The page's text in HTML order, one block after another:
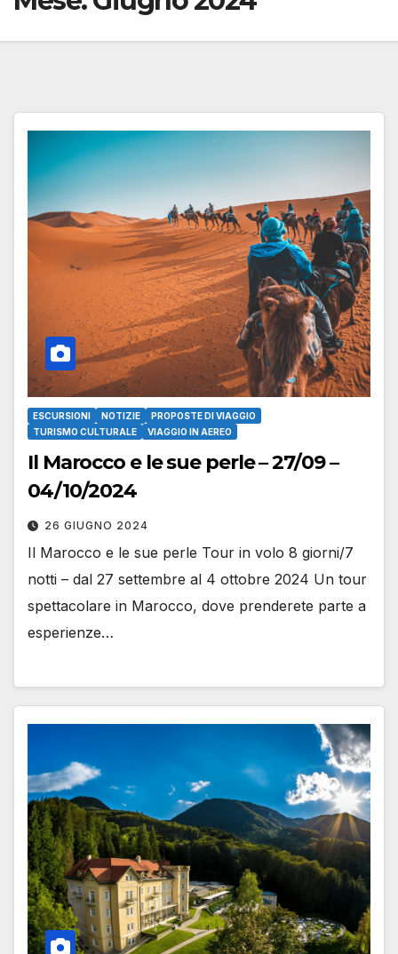
ESCURSIONI NOTIZIE
PROPOSTE DI VIAGGIO
TURISMO CULTURALE
VIAGGIO IN AEREO
Il Marocco e le sue perle – 27/09 –
04/10/2024
26 GIUGNO 2024
Il Marocco e le sue perle Tour in volo 8 giorni/7
notti – dal 27 settembre al 4 ottobre 2024 Un tour
spettacolare in Marocco, dove prenderete parte a
esperienze…